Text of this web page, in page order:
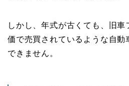
しかし、年式が古くても、旧車
価で売買されているような自動
できません。